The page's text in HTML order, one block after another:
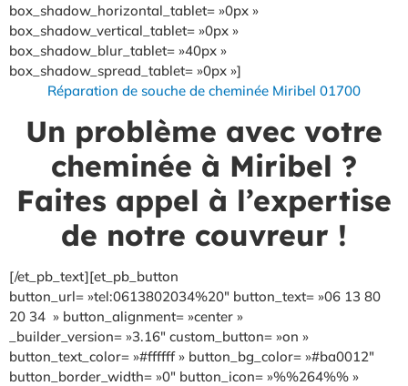
box_shadow_horizontal_tablet= »0px »
box_shadow_vertical_tablet= »0px »
box_shadow_blur_tablet= »40px »
box_shadow_spread_tablet= »0px »]
Réparation de souche de cheminée Miribel 01700
Un problème avec votre
cheminée à Miribel ?
Faites appel à l’expertise
de notre couvreur !
[/et_pb_text][et_pb_button
button_url= »tel:0613802034%20″ button_text= »06 13 80
20 34 » button_alignment= »center »
_builder_version= »3.16″ custom_button= »on »
button_text_color= »#ffffff » button_bg_color= »#ba0012″
button_border_width= »0″ button_icon= »%%264%% »